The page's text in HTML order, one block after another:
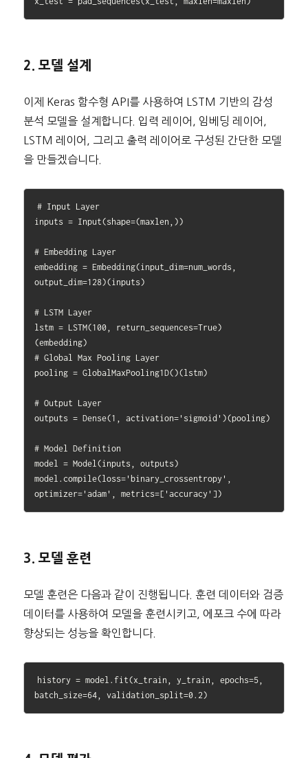
2. 모델 설계
이제 Keras 함수형 API를 사용하여 LSTM 기반의 감성
분석 모델을 설계합니다. 입력 레이어, 임베딩 레이어,
LSTM 레이어, 그리고 출력 레이어로 구성된 간단한 모델
을 만들겠습니다.
# Input Layer
inputs = Input(shape=(maxlen,))
# Embedding Layer
embedding = Embedding(input_dim=num_words,
output_dim=128)(inputs)
# LSTM Layer
lstm = LSTM(100, return_sequences=True)
(embedding)
# Global Max Pooling Layer
pooling = GlobalMaxPooling1D()(lstm)
# Output Layer
outputs = Dense(1, activation='sigmoid')(pooling)
# Model Definition
model = Model(inputs, outputs)
model.compile(loss='binary_crossentropy',
3. 모델 훈련
모델 훈련은 다음과 같이 진행됩니다. 훈련 데이터와 검증
데이터를 사용하여 모델을 훈련시키고, 에포크 수에 따라
향상되는 성능을 확인합니다.
history = model.fit(x_train, y_train, epochs=5,